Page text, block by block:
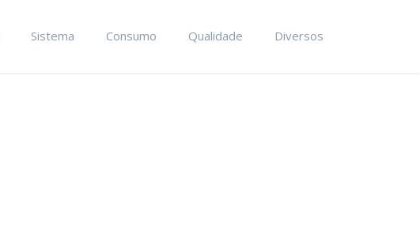
Sistema Consumo Qualidade Diversos